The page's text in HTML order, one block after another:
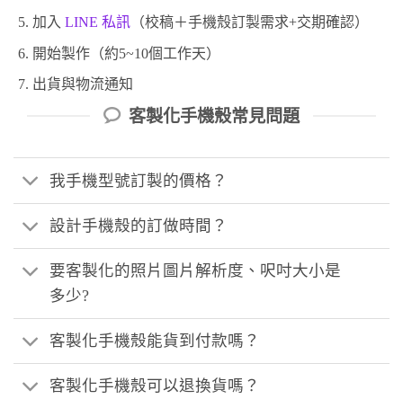
加入 LINE 私訊（校稿＋手機殼訂製需求+交期確認）
開始製作（約5~10個工作天）
出貨與物流通知
客製化手機殼常見問題
我手機型號訂製的價格？
設計手機殼的訂做時間？
要客製化的照片圖片解析度、呎吋大小是
多少?
客製化手機殼能貨到付款嗎？
客製化手機殼可以退換貨嗎？